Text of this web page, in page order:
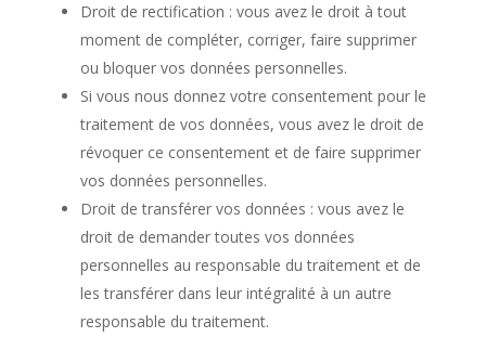
Droit de rectification : vous avez le droit à tout
moment de compléter, corriger, faire supprimer
ou bloquer vos données personnelles.
Si vous nous donnez votre consentement pour le
traitement de vos données, vous avez le droit de
révoquer ce consentement et de faire supprimer
vos données personnelles.
Droit de transférer vos données : vous avez le
droit de demander toutes vos données
personnelles au responsable du traitement et de
les transférer dans leur intégralité à un autre
responsable du traitement.